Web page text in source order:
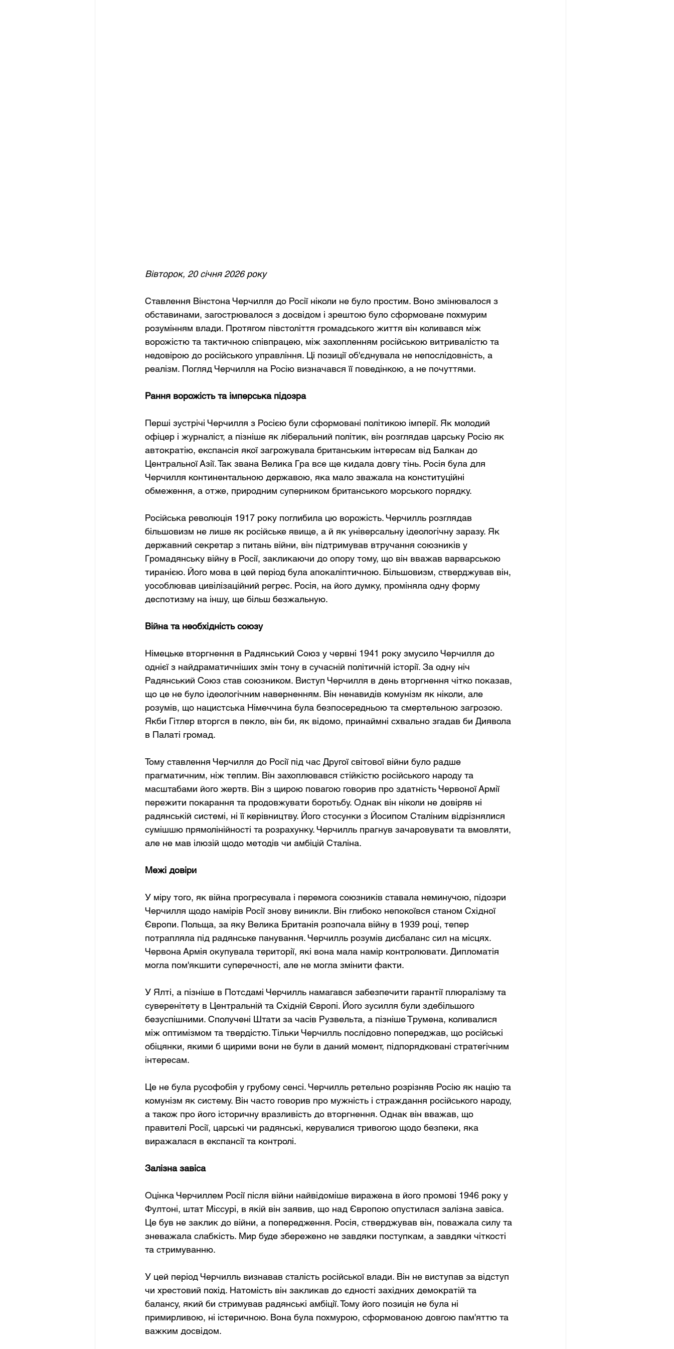
Вівторок, 20 січня 2026 року
Ставлення Вінстона Черчилля до Росії ніколи не було простим. Воно змінювалося з
обставинами, загострювалося з досвідом і зрештою було сформоване похмурим
розумінням влади. Протягом півстоліття громадського життя він коливався між
ворожістю та тактичною співпрацею, між захопленням російською витривалістю та
недовірою до російського управління. Ці позиції об'єднувала не непослідовність, а
реалізм. Погляд Черчилля на Росію визначався її поведінкою, а не почуттями.
Рання ворожість та імперська підозра
Перші зустрічі Черчилля з Росією були сформовані політикою імперії. Як молодий
офіцер і журналіст, а пізніше як ліберальний політик, він розглядав царську Росію як
автократію, експансія якої загрожувала британським інтересам від Балкан до
Центральної Азії. Так звана Велика Гра все ще кидала довгу тінь. Росія була для
Черчилля континентальною державою, яка мало зважала на конституційні
обмеження, а отже, природним суперником британського морського порядку.
Російська революція 1917 року поглибила цю ворожість. Черчилль розглядав
більшовизм не лише як російське явище, а й як універсальну ідеологічну заразу. Як
державний секретар з питань війни, він підтримував втручання союзників у
Громадянську війну в Росії, закликаючи до опору тому, що він вважав варварською
тиранією. Його мова в цей період була апокаліптичною. Більшовизм, стверджував він,
уособлював цивілізаційний регрес. Росія, на його думку, проміняла одну форму
деспотизму на іншу, ще більш безжальную.
Війна та необхідність союзу
Німецьке вторгнення в Радянський Союз у червні 1941 року змусило Черчилля до
однієї з найдраматичніших змін тону в сучасній політичній історії. За одну ніч
Радянський Союз став союзником. Виступ Черчилля в день вторгнення чітко показав,
що це не було ідеологічним наверненням. Він ненавидів комунізм як ніколи, але
розумів, що нацистська Німеччина була безпосередньою та смертельною загрозою.
Якби Гітлер вторгся в пекло, він би, як відомо, принаймні схвально згадав би Диявола
в Палаті громад.
Тому ставлення Черчилля до Росії під час Другої світової війни було радше
прагматичним, ніж теплим. Він захоплювався стійкістю російського народу та
масштабами його жертв. Він з щирою повагою говорив про здатність Червоної Армії
пережити покарання та продовжувати боротьбу. Однак він ніколи не довіряв ні
радянській системі, ні її керівництву. Його стосунки з Йосипом Сталіним відрізнялися
сумішшю прямолінійності та розрахунку. Черчилль прагнув зачаровувати та вмовляти,
але не мав ілюзій щодо методів чи амбіцій Сталіна.
Межі довіри
У міру того, як війна прогресувала і перемога союзників ставала неминучою, підозри
Черчилля щодо намірів Росії знову виникли. Він глибоко непокоївся станом Східної
Європи. Польща, за яку Велика Британія розпочала війну в 1939 році, тепер
потрапляла під радянське панування. Черчилль розумів дисбаланс сил на місцях.
Червона Армія окупувала території, які вона мала намір контролювати. Дипломатія
могла пом'якшити суперечності, але не могла змінити факти.
У Ялті, а пізніше в Потсдамі Черчилль намагався забезпечити гарантії плюралізму та
суверенітету в Центральній та Східній Європі. Його зусилля були здебільшого
безуспішними. Сполучені Штати за часів Рузвельта, а пізніше Трумена, коливалися
між оптимізмом та твердістю. Тільки Черчилль послідовно попереджав, що російські
обіцянки, якими б щирими вони не були в даний момент, підпорядковані стратегічним
інтересам.
Це не була русофобія у грубому сенсі. Черчилль ретельно розрізняв Росію як націю та
комунізм як систему. Він часто говорив про мужність і страждання російського народу,
а також про його історичну вразливість до вторгнення. Однак він вважав, що
правителі Росії, царські чи радянські, керувалися тривогою щодо безпеки, яка
виражалася в експансії та контролі.
Залізна завіса
Оцінка Черчиллем Росії після війни найвідоміше виражена в його промові 1946 року у
Фултоні, штат Міссурі, в якій він заявив, що над Європою опустилася залізна завіса.
Це був не заклик до війни, а попередження. Росія, стверджував він, поважала силу та
зневажала слабкість. Мир буде збережено не завдяки поступкам, а завдяки чіткості
та стримуванню.
У цей період Черчилль визнавав сталість російської влади. Він не виступав за відступ
чи хрестовий похід. Натомість він закликав до єдності західних демократій та
балансу, який би стримував радянські амбіції. Тому його позиція не була ні
примирливою, ні істеричною. Вона була похмурою, сформованою довгою пам'яттю та
важким досвідом.